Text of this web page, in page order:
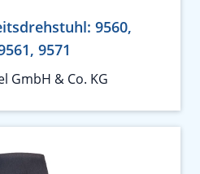
9560,
9571
GmbH & Co. KG